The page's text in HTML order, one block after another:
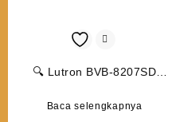
🔍 Lutron BVB-8207SD
Baca selengkapnya